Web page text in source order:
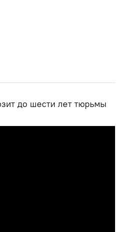
до шести лет тюрьмы